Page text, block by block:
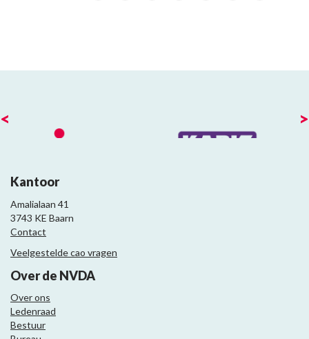
< >
Kantoor
Amalialaan 41
3743 KE Baarn
Contact
Veelgestelde cao vragen
Over de NVDA
Over ons
Ledenraad
Bestuur